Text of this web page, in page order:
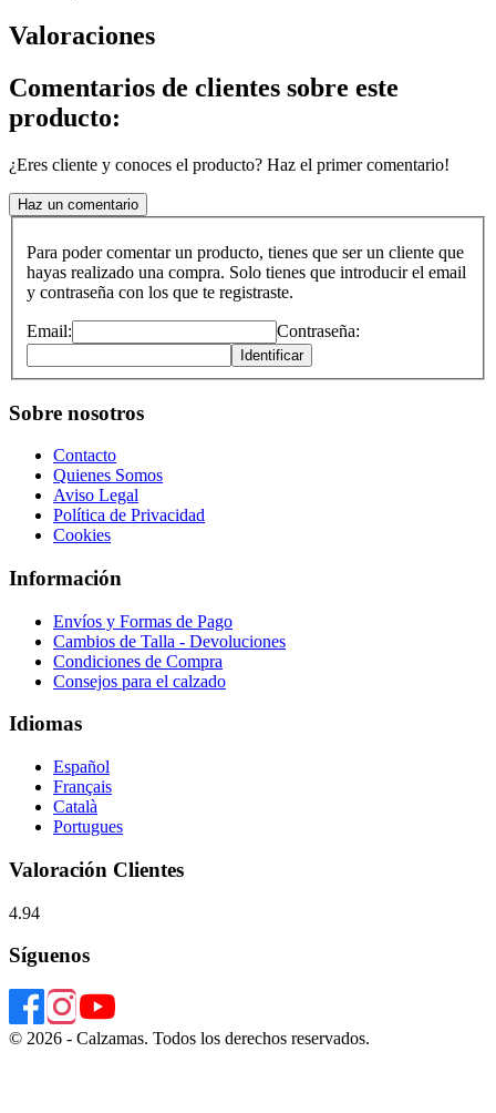
Valoraciones
Comentarios de clientes sobre este
producto:
¿Eres cliente y conoces el producto? Haz el primer comentario!
Haz un comentario
Para poder comentar un producto, tienes que ser un cliente que
hayas realizado una compra. Solo tienes que introducir el email
y contraseña con los que te registraste.
Email: Contraseña:
Identificar
Sobre nosotros
Contacto
Quienes Somos
Aviso Legal
Política de Privacidad
Cookies
Información
Envíos y Formas de Pago
Cambios de Talla - Devoluciones
Condiciones de Compra
Consejos para el calzado
Idiomas
Español
Français
Català
Portugues
Valoración Clientes
4.94
Síguenos
© 2026 - Calzamas. Todos los derechos reservados.